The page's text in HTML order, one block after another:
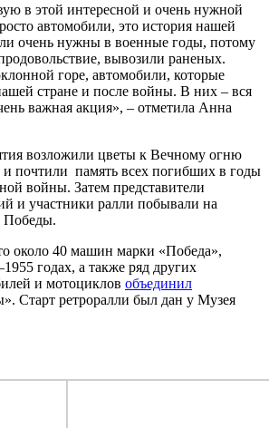
в этой интересной и очень нужной
автомобили, это история нашей
очень нужны в военные годы, потому
вывозили раненых.
горе, автомобили, которые
стране и после войны. В них – вся
важная акция», – отметила Анна
возложили цветы к Вечному огню
почтили память всех погибших в годы
войны. Затем представители
и участники ралли побывали на
Победы.
около 40 машин марки «Победа»,
годах, а также ряд других
и мотоциклов объединил
Старт ретроралли был дан у Музея